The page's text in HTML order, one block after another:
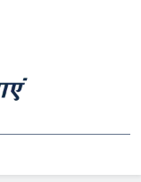
Government
Schemes |